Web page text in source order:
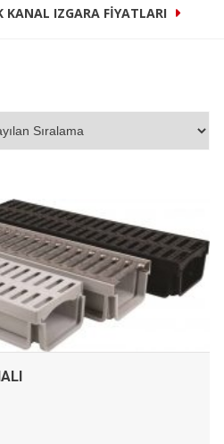
KANAL IZGARA FIYATLARI
İNCELE